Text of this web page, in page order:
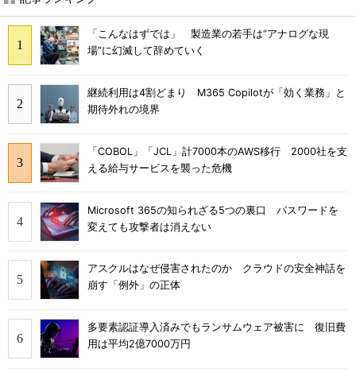
「こんなはずでは」 製造業の若手は“アナログな現
場”に幻滅して辞めていく
継続利用は4割どまり M365 Copilotが「効く業務」と
期待外れの境界
「COBOL」「JCL」計7000本のAWS移行 2000社を支
える給与サービスを襲った危機
Microsoft 365の知られざる5つの裏口 パスワードを
変えても攻撃者は消えない
アスクルはなぜ侵害されたのか クラウドの安全神話を
崩す「例外」の正体
多要素認証導入済みでもランサムウェア被害に 復旧費
用は平均2億7000万円